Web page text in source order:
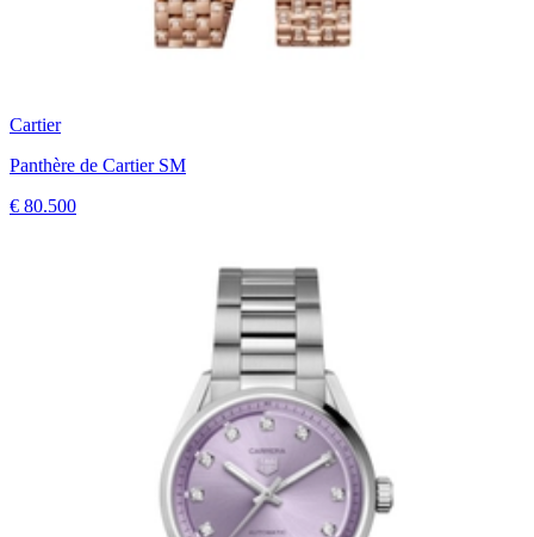
Cartier
Panthère de Cartier SM
€ 80.500